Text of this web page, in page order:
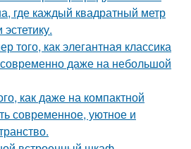
где каждый квадратный метр
того, как элегантная классика
современно даже на небольшой
как даже на компактной
современное, уютное и